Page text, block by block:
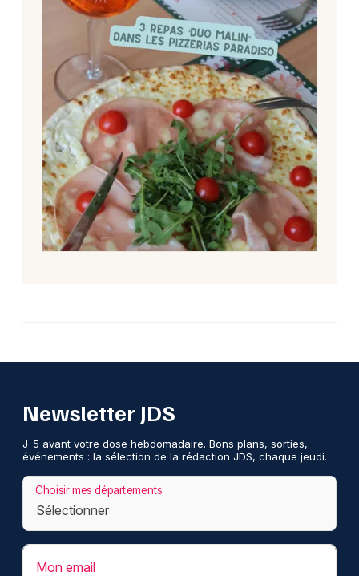
Newsletter JDS
J-5 avant votre dose hebdomadaire. Bons plans, sorties,
événements : la sélection de la rédaction JDS, chaque jeudi.
Choisir mes départements
Mon email